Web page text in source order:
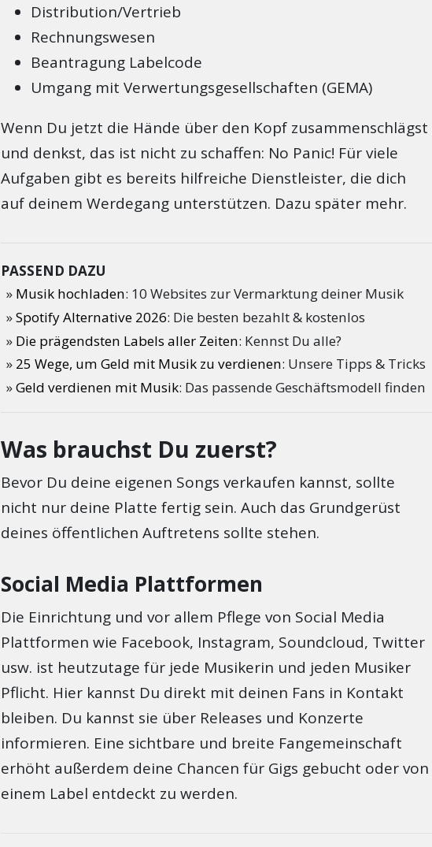
Distribution/Vertrieb
Rechnungswesen
Beantragung Labelcode
Umgang mit Verwertungsgesellschaften (GEMA)
Wenn Du jetzt die Hände über den Kopf zusammenschlägst
und denkst, das ist nicht zu schaffen: No Panic! Für viele
Aufgaben gibt es bereits hilfreiche Dienstleister, die dich
auf deinem Werdegang unterstützen. Dazu später mehr.
PASSEND DAZU
Musik hochladen: 10 Websites zur Vermarktung deiner Musik
Spotify Alternative 2026: Die besten bezahlt & kostenlos
Die prägendsten Labels aller Zeiten: Kennst Du alle?
25 Wege, um Geld mit Musik zu verdienen: Unsere Tipps & Tricks
Geld verdienen mit Musik: Das passende Geschäftsmodell finden
Was brauchst Du zuerst?
Bevor Du deine eigenen Songs verkaufen kannst, sollte
nicht nur deine Platte fertig sein. Auch das Grundgerüst
deines öffentlichen Auftretens sollte stehen.
Social Media Plattformen
Die Einrichtung und vor allem Pflege von Social Media
Plattformen wie Facebook, Instagram, Soundcloud, Twitter
usw. ist heutzutage für jede Musikerin und jeden Musiker
Pflicht. Hier kannst Du direkt mit deinen Fans in Kontakt
bleiben. Du kannst sie über Releases und Konzerte
informieren. Eine sichtbare und breite Fangemeinschaft
erhöht außerdem deine Chancen für Gigs gebucht oder von
einem Label entdeckt zu werden.
Die aktuell besten Thomann Angebote